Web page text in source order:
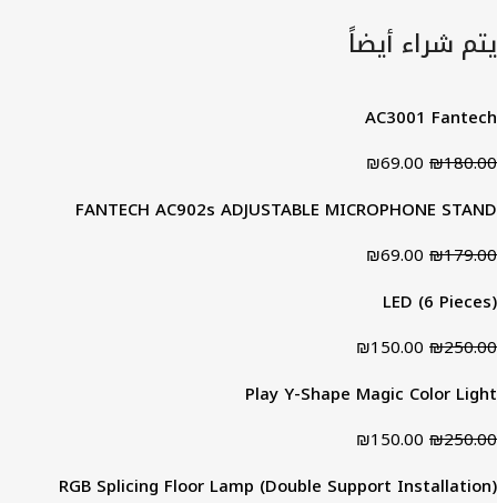
يتم شراء أيضاً
AC3001 Fantech
₪180.00
₪69.00
FANTECH AC902s ADJUSTABLE MICROPHONE STAND
₪179.00
₪69.00
LED (6 Pieces)
₪250.00
₪150.00
Play Y-Shape Magic Color Light
₪250.00
₪150.00
RGB Splicing Floor Lamp (Double Support Installation)